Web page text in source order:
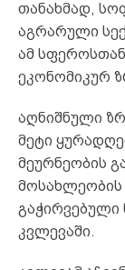
თანახმად,
აგრარული
ამ
ეკონომიკურ
აღნიშნული
მეტი
მეურნეობის
გაჭირვებული
კვლევაში.